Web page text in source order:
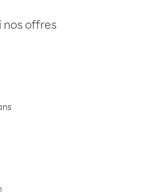
offres